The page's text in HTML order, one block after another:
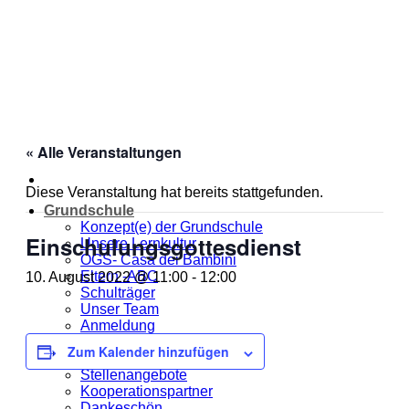
Grundschule
Konzept(e) der Grundschule
Unsere Lernkultur
OGS- Casa dei Bambini
Eltern -ABC
Schulträger
Unser Team
Anmeldung
Unsere MOmeNTE
Stellenangebote
Kooperationspartner
« Alle Veranstaltungen
Diese Veranstaltung hat bereits stattgefunden.
Einschulungsgottesdienst
10. August 2022 @ 11:00 - 12:00
Zum Kalender hinzufügen